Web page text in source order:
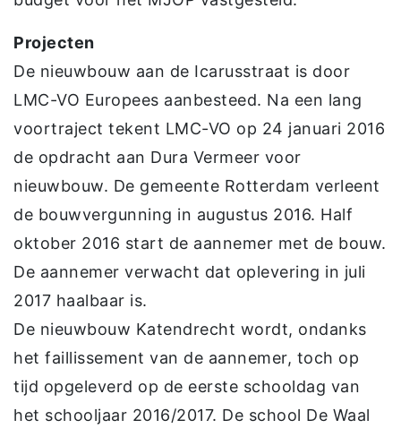
Projecten
De nieuwbouw aan de Icarusstraat is door
LMC-VO Europees aanbesteed. Na een lang
voortraject tekent LMC-VO op 24 januari 2016
de opdracht aan Dura Vermeer voor
nieuwbouw. De gemeente Rotterdam verleent
de bouwvergunning in augustus 2016. Half
oktober 2016 start de aannemer met de bouw.
De aannemer verwacht dat oplevering in juli
2017 haalbaar is.
De nieuwbouw Katendrecht wordt, ondanks
het faillissement van de aannemer, toch op
tijd opgeleverd op de eerste schooldag van
het schooljaar 2016/2017. De school De Waal